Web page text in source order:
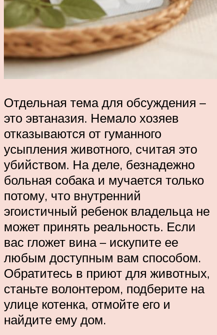
Отдельная тема для обсуждения –
это эвтаназия. Немало хозяев
отказываются от гуманного
усыпления животного, считая это
убийством. На деле, безнадежно
больная собака и мучается только
потому, что внутренний
эгоистичный ребенок владельца не
может принять реальность. Если
вас гложет вина – искупите ее
любым доступным вам способом.
Обратитесь в приют для животных,
станьте волонтером, подберите на
улице котенка, отмойте его и
найдите ему дом.